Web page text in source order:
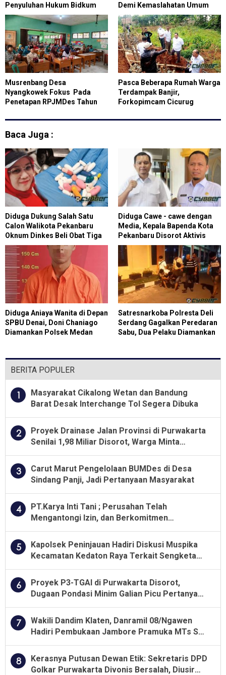
Penyuluhan Hukum Bidkum
Polda Jabar
Demi Kemaslahatan Umum
Musrenbang Desa
Nyangkowek Fokus Pada
Penetapan RPJMDes Tahun
Pasca Beberapa Rumah Warga
Terdampak Banjir,
Forkopimcam Cicurug
Baca Juga :
Diduga Dukung Salah Satu
Calon Walikota Pekanbaru
Oknum Dinkes Beli Obat Tiga
Bulan Jelang Kadaluarsa
Diduga Cawe - cawe dengan
Media, Kepala Bapenda Kota
Pekanbaru Disorot Aktivis
Diduga Aniaya Wanita di Depan
SPBU Denai, Doni Chaniago
Diamankan Polsek Medan
Satresnarkoba Polresta Deli
Serdang Gagalkan Peredaran
Sabu, Dua Pelaku Diamankan
BERITA POPULER
1
Masyarakat Cikalong Wetan dan Bandung
Barat Desak Interchange Tol Segera Dibuka
2
Proyek Drainase Jalan Provinsi di Purwakarta
Senilai 1,98 Miliar Disorot, Warga Minta
3
Carut Marut Pengelolaan BUMDes di Desa
Sindang Panji, Jadi Pertanyaan Masyarakat
4
PT.Karya Inti Tani ; Perusahan Telah
Mengantongi Izin, dan Berkomitmen
5
Kapolsek Peninjauan Hadiri Diskusi Muspika
Kecamatan Kedaton Raya Terkait Sengketa
6
Proyek P3-TGAI di Purwakarta Disorot,
Dugaan Pondasi Minim Galian Picu Pertanyaan
7
Wakili Dandim Klaten, Danramil 08/Ngawen
Hadiri Pembukaan Jambore Pramuka MTs Se-
8
Kerasnya Putusan Dewan Etik: Sekretaris DPD
Golkar Purwakarta Divonis Bersalah, Diusir